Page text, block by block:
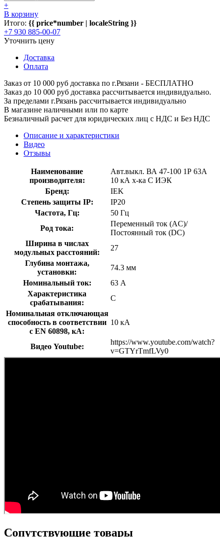
+
В корзину
Итого: {{ price*number | localeString }}
+7 930 885-00-07
Уточнить цену
Доставка
Оплата
Заказ от 10 000 руб доставка по г.Рязани - БЕСПЛАТНО
Заказ до 10 000 руб доставка рассчитывается индивидуально.
За пределами г.Рязань рассчитывается индивидуально
В магазине наличными или по карте
Безналичный расчет для юридических лиц с НДС и Без НДС
Описание и характеристики
Видео
Отзывы
Наименование
производителя:
Авт.выкл. ВА 47-100 1Р 63А
10 кА х-ка С ИЭК
Бренд:
IEK
Степень защиты IP:
IP20
Частота, Гц:
50 Гц
Род тока:
Переменный ток (AC)/
Постоянный ток (DC)
Ширина в числах
модульных расстояний:
27
Глубина монтажа,
установки:
74.3 мм
Номинальный ток:
63 А
Характеристика
срабатывания:
C
Номинальная отключающая
способность в соответствии
с EN 60898, кА:
10 кА
Видео Youtube:
https://www.youtube.com/watch?
v=GTYrTmfLVy0
Сопутствующие товары